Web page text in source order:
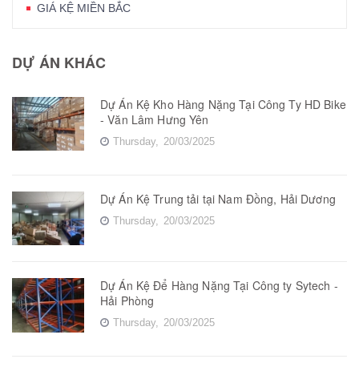
GIÁ KỆ MIỀN BẮC
DỰ ÁN KHÁC
Dự Án Kệ Kho Hàng Nặng Tại Công Ty HD Bike
- Văn Lâm Hưng Yên
Thursday, 20/03/2025
Dự Án Kệ Trung tải tại Nam Đồng, Hải Dương
Thursday, 20/03/2025
Dự Án Kệ Để Hàng Nặng Tại Công ty Sytech -
Hải Phòng
Thursday, 20/03/2025